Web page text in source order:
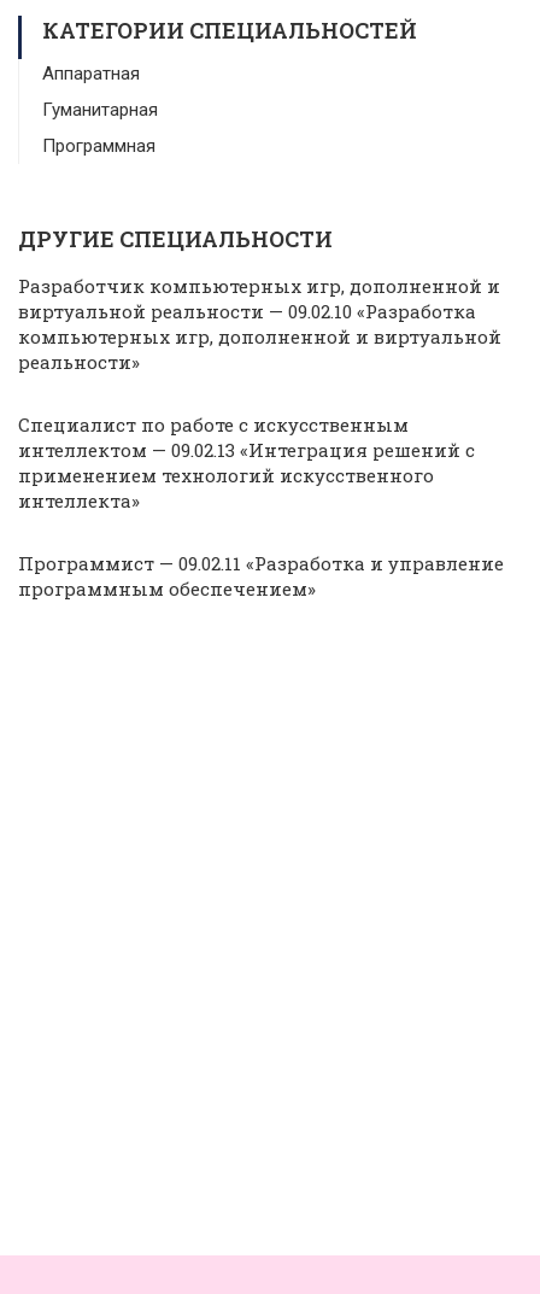
КАТЕГОРИИ СПЕЦИАЛЬНОСТЕЙ
Аппаратная
Гуманитарная
Программная
ДРУГИЕ СПЕЦИАЛЬНОСТИ
Разработчик компьютерных игр, дополненной и
виртуальной реальности — 09.02.10 «Разработка
компьютерных игр, дополненной и виртуальной
реальности»
Специалист по работе с искусственным
интеллектом — 09.02.13 «Интеграция решений с
применением технологий искусственного
интеллекта»
Программист — 09.02.11 «Разработка и управление
программным обеспечением»